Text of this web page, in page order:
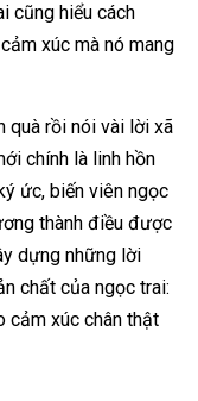
cũng hiểu cách
xúc mà nó mang
quà rồi nói vài lời xã
chính là linh hồn
ức, biến viên ngọc
thành điều được
dựng những lời
chất của ngọc trai:
cảm xúc chân thật